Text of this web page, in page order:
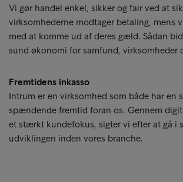
Vi gør handel enkel, sikker og fair ved at
virksomhederne modtager betaling, mens
med at komme ud af deres gæld. Sådan
sund økonomi for samfund, virksomheder
Fremtidens inkasso
Intrum er en virksomhed som både har en
spændende fremtid foran os. Gennem
et stærkt kundefokus, sigter vi efter at gå i
udviklingen inden vores branche.